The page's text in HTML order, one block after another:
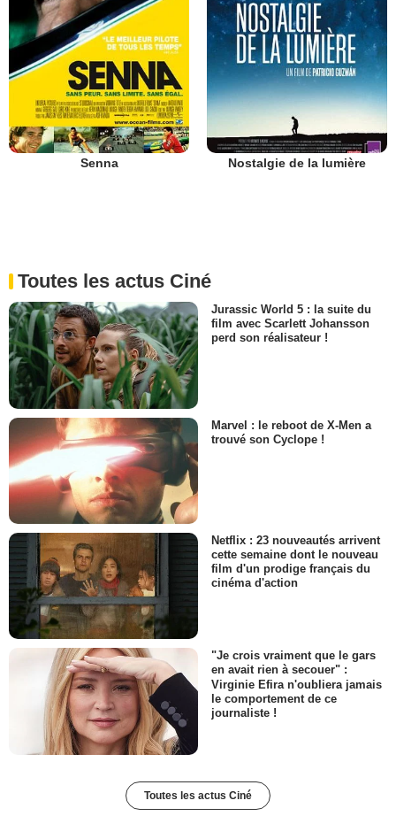
Senna Nostalgie de la lumière
Toutes les actus Ciné
Jurassic World 5 : la suite du
film avec Scarlett Johansson
perd son réalisateur !
Marvel : le reboot de X-Men a
trouvé son Cyclope !
Netflix : 23 nouveautés arrivent
cette semaine dont le nouveau
film d'un prodige français du
cinéma d'action
"Je crois vraiment que le gars
en avait rien à secouer" :
Virginie Efira n'oubliera jamais
le comportement de ce
journaliste !
Toutes les actus Ciné